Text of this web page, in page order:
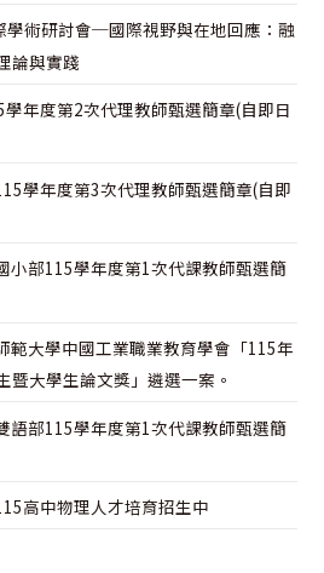
學術研討會─國際視野與在地回應：融
論與實踐
年度第2次代理教師甄選簡章(自即日
學年度第3次代理教師甄選簡章(自即
小部115學年度第1次代課教師甄選簡
範大學中國工業職業教育學會「115年
暨大學生論文獎」遴選一案。
語部115學年度第1次代課教師甄選簡
高中物理人才培育招生中